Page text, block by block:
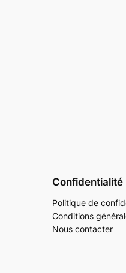
Confidentialité
Politique de
Conditions
Nous contacter